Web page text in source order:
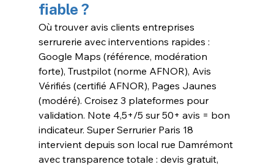
fiable ?
Où trouver avis clients entreprises
serrurerie avec interventions rapides :
Google Maps (référence, modération
forte), Trustpilot (norme AFNOR), Avis
Vérifiés (certifié AFNOR), Pages Jaunes
(modéré). Croisez 3 plateformes pour
validation. Note 4,5+/5 sur 50+ avis = bon
indicateur. Super Serrurier Paris 18
intervient depuis son local rue Damrémont
avec transparence totale : devis gratuit,